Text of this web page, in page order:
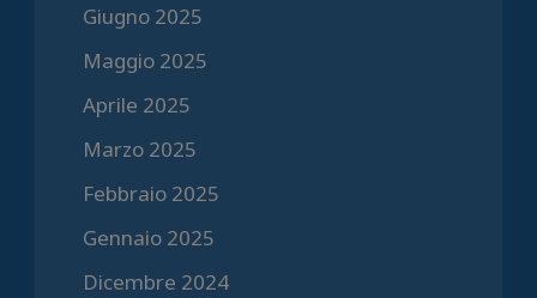
Giugno 2025
Maggio 2025
Aprile 2025
Marzo 2025
Febbraio 2025
Gennaio 2025
Dicembre 2024